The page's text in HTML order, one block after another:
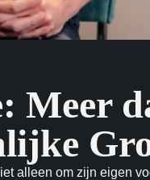
Meer
alleen om zijn eigen